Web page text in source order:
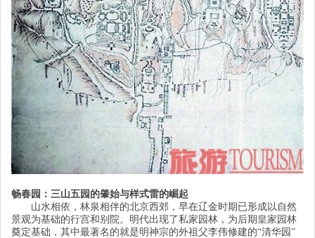
畅春园：三山五园的肇始与样式雷的崛起
山水相依，林泉相伴的北京西郊，早在辽金时期已形成以自然
景观为基础的行宫和别院。明代出现了私家园林，为后期皇家园林
奠定基础，其中最著名的就是明神宗的外祖父李伟修建的“清华园 ”